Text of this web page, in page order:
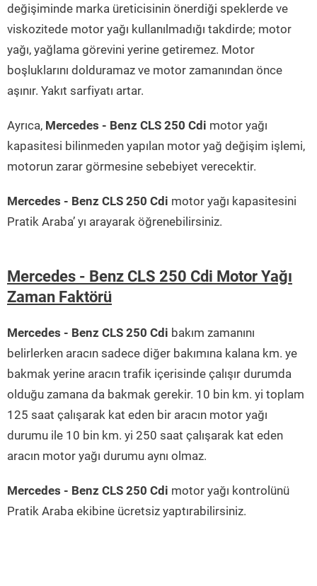
değişiminde marka üreticisinin önerdiği speklerde ve
viskozitede motor yağı kullanılmadığı takdirde; motor
yağı, yağlama görevini yerine getiremez. Motor
boşluklarını dolduramaz ve motor zamanından önce
aşınır. Yakıt sarfiyatı artar.
Ayrıca, Mercedes - Benz CLS 250 Cdi motor yağı
kapasitesi bilinmeden yapılan motor yağ değişim işlemi,
motorun zarar görmesine sebebiyet verecektir.
Mercedes - Benz CLS 250 Cdi motor yağı kapasitesini
Pratik Araba’ yı arayarak öğrenebilirsiniz.
Mercedes - Benz CLS 250 Cdi Motor Yağı
Zaman Faktörü
Mercedes - Benz CLS 250 Cdi bakım zamanını
belirlerken aracın sadece diğer bakımına kalana km. ye
bakmak yerine aracın trafik içerisinde çalışır durumda
olduğu zamana da bakmak gerekir. 10 bin km. yi toplam
125 saat çalışarak kat eden bir aracın motor yağı
durumu ile 10 bin km. yi 250 saat çalışarak kat eden
aracın motor yağı durumu aynı olmaz.
Mercedes - Benz CLS 250 Cdi motor yağı kontrolünü
Pratik Araba ekibine ücretsiz yaptırabilirsiniz.